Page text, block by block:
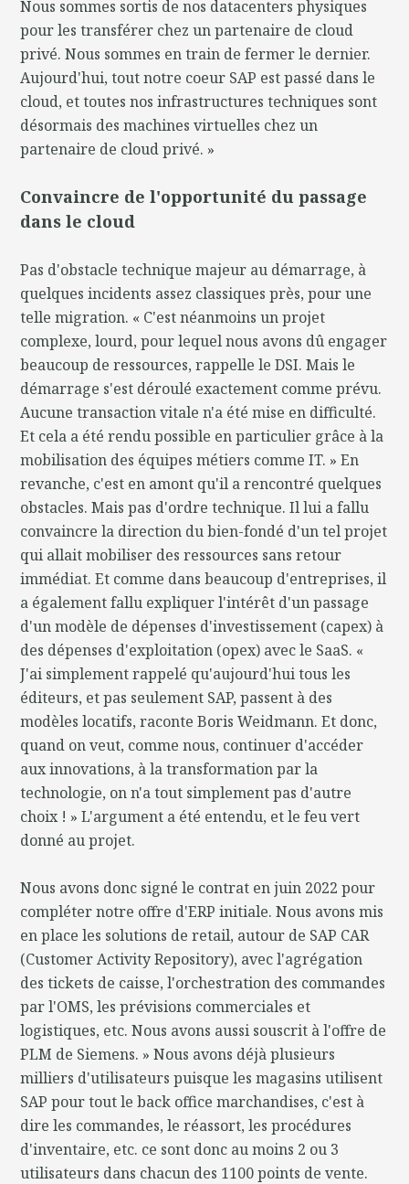
Nous sommes sortis de nos datacenters physiques
pour les transférer chez un partenaire de cloud
privé. Nous sommes en train de fermer le dernier.
Aujourd'hui, tout notre coeur SAP est passé dans le
cloud, et toutes nos infrastructures techniques sont
désormais des machines virtuelles chez un
partenaire de cloud privé. »
Convaincre de l'opportunité du passage
dans le cloud
Pas d'obstacle technique majeur au démarrage, à
quelques incidents assez classiques près, pour une
telle migration. « C'est néanmoins un projet
complexe, lourd, pour lequel nous avons dû engager
beaucoup de ressources, rappelle le DSI. Mais le
démarrage s'est déroulé exactement comme prévu.
Aucune transaction vitale n'a été mise en difficulté.
Et cela a été rendu possible en particulier grâce à la
mobilisation des équipes métiers comme IT. » En
revanche, c'est en amont qu'il a rencontré quelques
obstacles. Mais pas d'ordre technique. Il lui a fallu
convaincre la direction du bien-fondé d'un tel projet
qui allait mobiliser des ressources sans retour
immédiat. Et comme dans beaucoup d'entreprises, il
a également fallu expliquer l'intérêt d'un passage
d'un modèle de dépenses d'investissement (capex) à
des dépenses d'exploitation (opex) avec le SaaS. «
J'ai simplement rappelé qu'aujourd'hui tous les
éditeurs, et pas seulement SAP, passent à des
modèles locatifs, raconte Boris Weidmann. Et donc,
quand on veut, comme nous, continuer d'accéder
aux innovations, à la transformation par la
technologie, on n'a tout simplement pas d'autre
choix ! » L'argument a été entendu, et le feu vert
donné au projet.
Nous avons donc signé le contrat en juin 2022 pour
compléter notre offre d'ERP initiale. Nous avons mis
en place les solutions de retail, autour de SAP CAR
(Customer Activity Repository), avec l'agrégation
des tickets de caisse, l'orchestration des commandes
par l'OMS, les prévisions commerciales et
logistiques, etc. Nous avons aussi souscrit à l'offre de
PLM de Siemens. » Nous avons déjà plusieurs
milliers d'utilisateurs puisque les magasins utilisent
SAP pour tout le back office marchandises, c'est à
dire les commandes, le réassort, les procédures
d'inventaire, etc. ce sont donc au moins 2 ou 3
utilisateurs dans chacun des 1100 points de vente.